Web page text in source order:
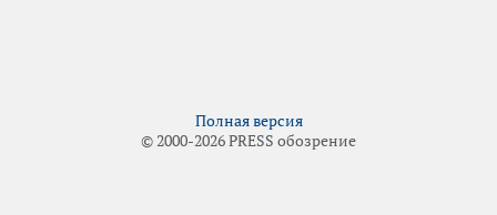
Полная версия
© 2000-2026 PRESS обозрение